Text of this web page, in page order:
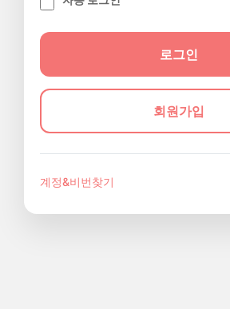
회원가입
계정&비번찾기